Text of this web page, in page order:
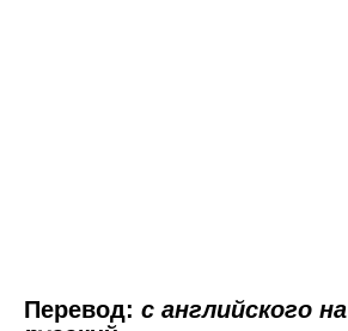
Перевод: с английского на